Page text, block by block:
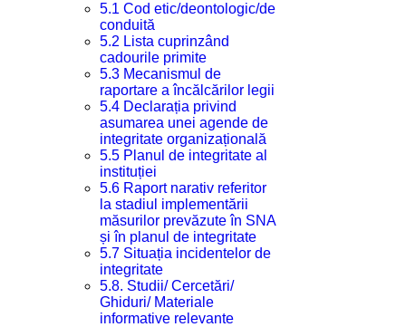
5.1 Cod etic/deontologic/de
conduită
5.2 Lista cuprinzând
cadourile primite
5.3 Mecanismul de
raportare a încălcărilor legii
5.4 Declarația privind
asumarea unei agende de
integritate organizațională
5.5 Planul de integritate al
instituției
5.6 Raport narativ referitor
la stadiul implementării
măsurilor prevăzute în SNA
și în planul de integritate
5.7 Situația incidentelor de
integritate
5.8. Studii/ Cercetări/
Ghiduri/ Materiale
informative relevante